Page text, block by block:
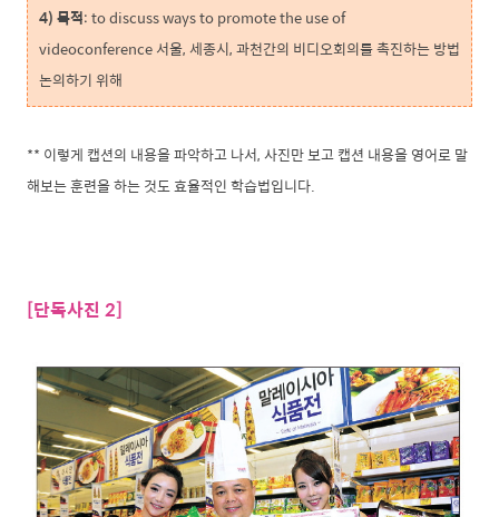
4) 목적: to discuss ways to promote the use of
videoconference 서울, 세종시, 과천간의 비디오회의를 촉진하는 방법
논의하기 위해
** 이렇게 캡션의 내용을 파악하고 나서, 사진만 보고 캡션 내용을 영어로 말
해보는 훈련을 하는 것도 효율적인 학습법입니다.
[단독사진 2]